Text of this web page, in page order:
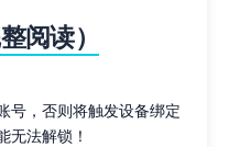
阅读）
号，否则将触发设备绑定
无法解锁！